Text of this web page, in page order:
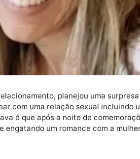
do relacionamento, planejou